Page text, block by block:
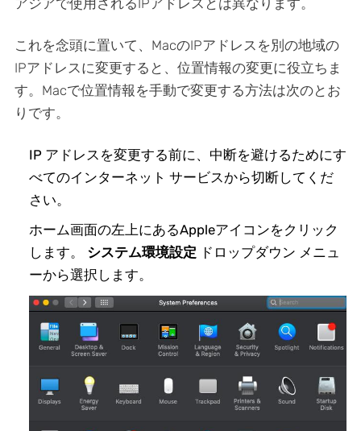
これを念頭に置いて、MacのIPアドレスを別の地域の
IPアドレスに変更すると、位置情報の変更に役立ちま
す。Macで位置情報を手動で変更する方法は次のとお
りです。
IP アドレスを変更する前に、中断を避けるためにす
べてのインターネット サービスから切断してくだ
さい。
ホーム画面の左上にあるAppleアイコンをクリック
します。 システム環境設定 ドロップダウン メニュ
ーから選択します。